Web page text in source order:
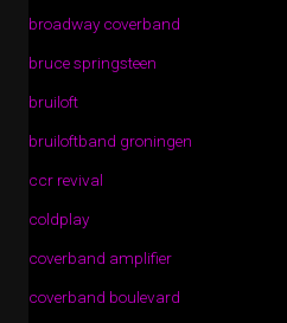
broadway coverband
bruce springsteen
bruiloft
bruiloftband groningen
ccr revival
coldplay
coverband amplifier
coverband boulevard